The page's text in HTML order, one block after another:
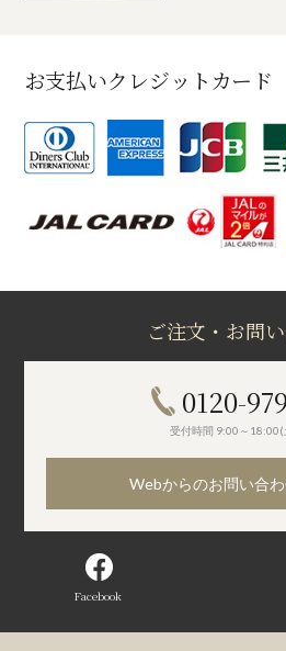
お支払いクレジットカード
ご注文・お問
0120-
受付時間 9:00～18:00(
Webからのお問い合
Facebook